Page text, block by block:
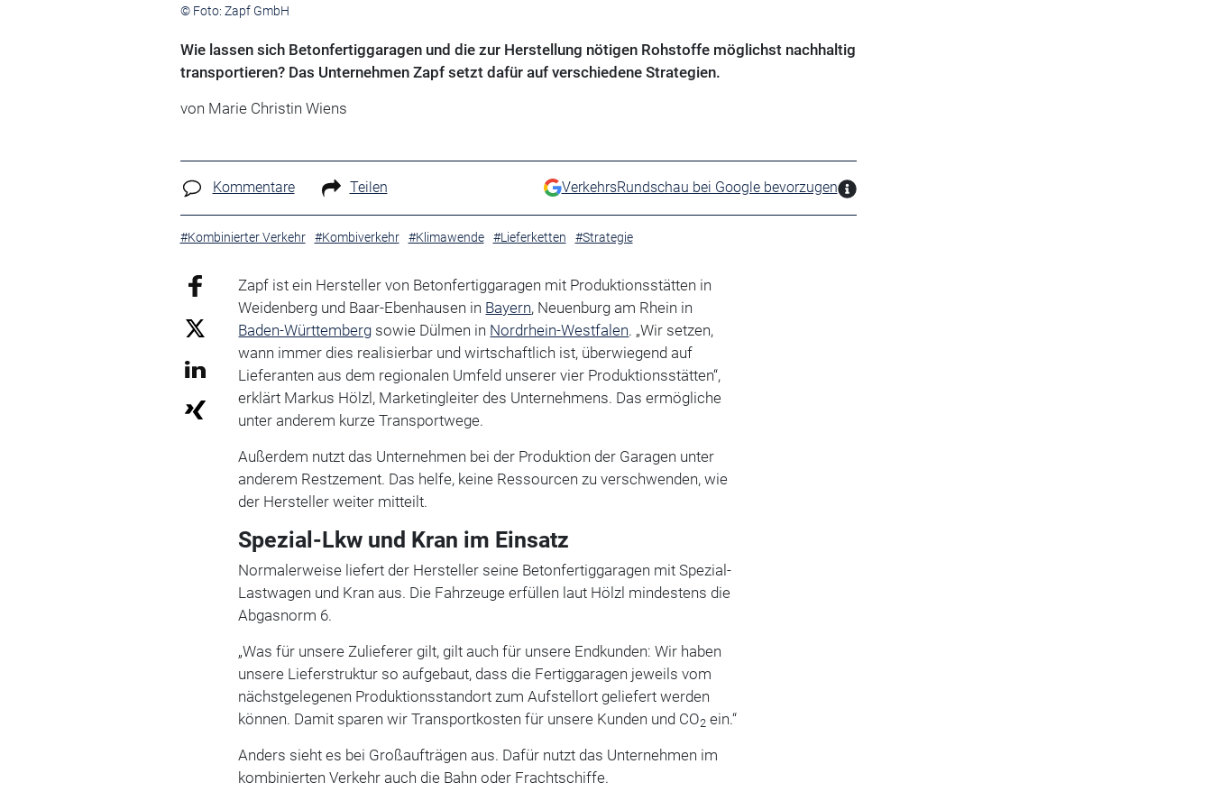
© Foto: Zapf GmbH
Wie lassen sich Betonfertiggaragen und die zur Herstellung nötigen Rohstoffe möglichst nachhaltig
transportieren? Das Unternehmen Zapf setzt dafür auf verschiedene Strategien.
von Marie Christin Wiens
Kommentare Teilen VerkehrsRundschau bei Google bevorzugen
#Kombinierter Verkehr #Kombiverkehr #Klimawende #Lieferketten #Strategie
Zapf ist ein Hersteller von Betonfertiggaragen mit Produktionsstätten in
Weidenberg und Baar-Ebenhausen in Bayern, Neuenburg am Rhein in
Baden-Württemberg sowie Dülmen in Nordrhein-Westfalen. „Wir setzen,
wann immer dies realisierbar und wirtschaftlich ist, überwiegend auf
Lieferanten aus dem regionalen Umfeld unserer vier Produktionsstätten“,
erklärt Markus Hölzl, Marketingleiter des Unternehmens. Das ermögliche
unter anderem kurze Transportwege.
Außerdem nutzt das Unternehmen bei der Produktion der Garagen unter
anderem Restzement. Das helfe, keine Ressourcen zu verschwenden, wie
der Hersteller weiter mitteilt.
Spezial-Lkw und Kran im Einsatz
Normalerweise liefert der Hersteller seine Betonfertiggaragen mit Spezial-
Lastwagen und Kran aus. Die Fahrzeuge erfüllen laut Hölzl mindestens die
Abgasnorm 6.
„Was für unsere Zulieferer gilt, gilt auch für unsere Endkunden: Wir haben
unsere Lieferstruktur so aufgebaut, dass die Fertiggaragen jeweils vom
nächstgelegenen Produktionsstandort zum Aufstellort geliefert werden
können. Damit sparen wir Transportkosten für unsere Kunden und CO2 ein.“
Anders sieht es bei Großaufträgen aus. Dafür nutzt das Unternehmen im
kombinierten Verkehr auch die Bahn oder Frachtschiffe.